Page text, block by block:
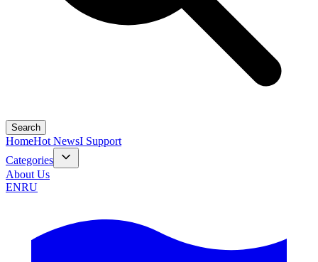
Search
HomeHot NewsI Support
Categories
About Us
ENRU